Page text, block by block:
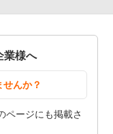
業様へ
んか？
ページにも掲載さ